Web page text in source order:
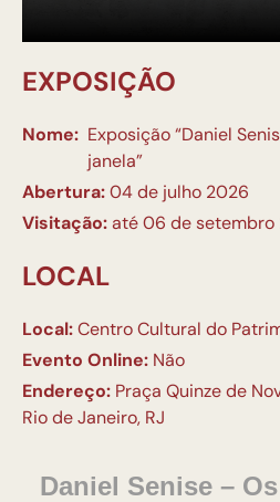
EXPOSIÇÃO
Nome: Exposição “Daniel
janela”
Abertura:04 de julho 2026
Visitação:até 06 de setembro
LOCAL
Local:Centro Cultural do
Evento Online: Não
Endereço: Praça Quinze de
Rio de Janeiro, RJ
Daniel Senise –